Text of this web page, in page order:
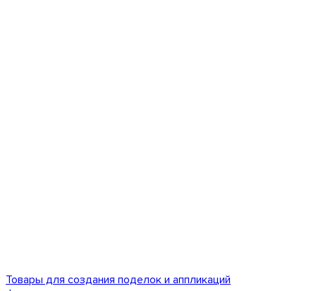
Товары для создания поделок и аппликаций